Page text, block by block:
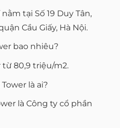
tại Số 19 Duy Tân,
Cầu Giấy, Hà Nội.
bao nhiêu?
từ 80,9 triệu/m2.
là ai?
là Công ty cổ phần